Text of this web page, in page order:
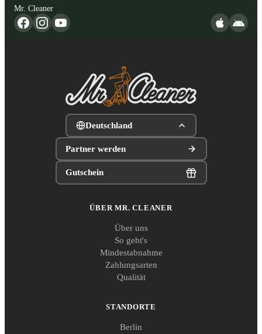
Mr. Cleaner
Deutschland
Partner werden
Gutschein
ÜBER MR. CLEANER
Über uns
So geht's
Mindestabnahme
Zahlungsarten
Qualität
STANDORTE
Berlin